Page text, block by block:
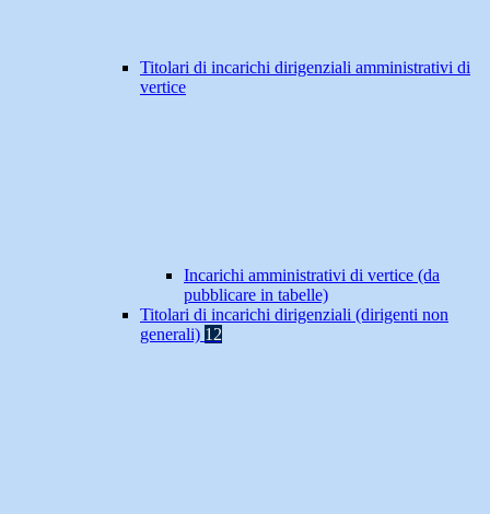
Titolari di incarichi dirigenziali amministrativi di
vertice
Incarichi amministrativi di vertice (da
pubblicare in tabelle)
Titolari di incarichi dirigenziali (dirigenti non
generali) 12